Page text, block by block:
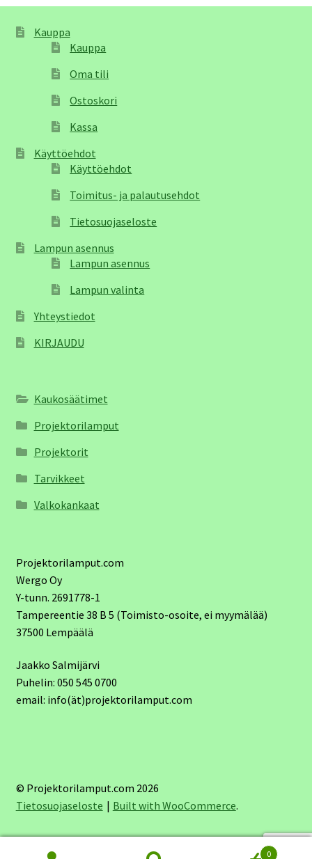
Kauppa
Kauppa
Oma tili
Ostoskori
Kassa
Käyttöehdot
Käyttöehdot
Toimitus- ja palautusehdot
Tietosuojaseloste
Lampun asennus
Lampun asennus
Lampun valinta
Yhteystiedot
KIRJAUDU
Kaukosäätimet
Projektorilamput
Projektorit
Tarvikkeet
Valkokankaat
Projektorilamput.com
Wergo Oy
Y-tunn. 2691778-1
Tampereentie 38 B 5 (Toimisto-osoite, ei myymälää)
37500 Lempäälä
Jaakko Salmijärvi
Puhelin: 050 545 0700
email: info(ät)projektorilamput.com
© Projektorilamput.com 2026
Tietosuojaseloste
Built with WooCommerce.
0